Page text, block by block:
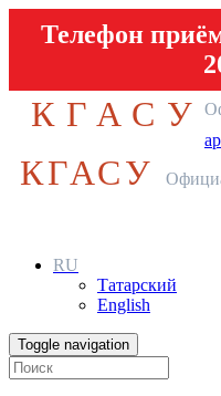
Телефон
КГАСУ
КГАСУ
RU
Татарский
English
Toggle navigation